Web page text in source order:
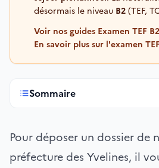
désormais le niveau B2(TEF,
Voir nos guides Examen TEF
En savoir plus sur l'examen
Sommaire
Pour déposer un dossier de
préfecture des Yvelines, il